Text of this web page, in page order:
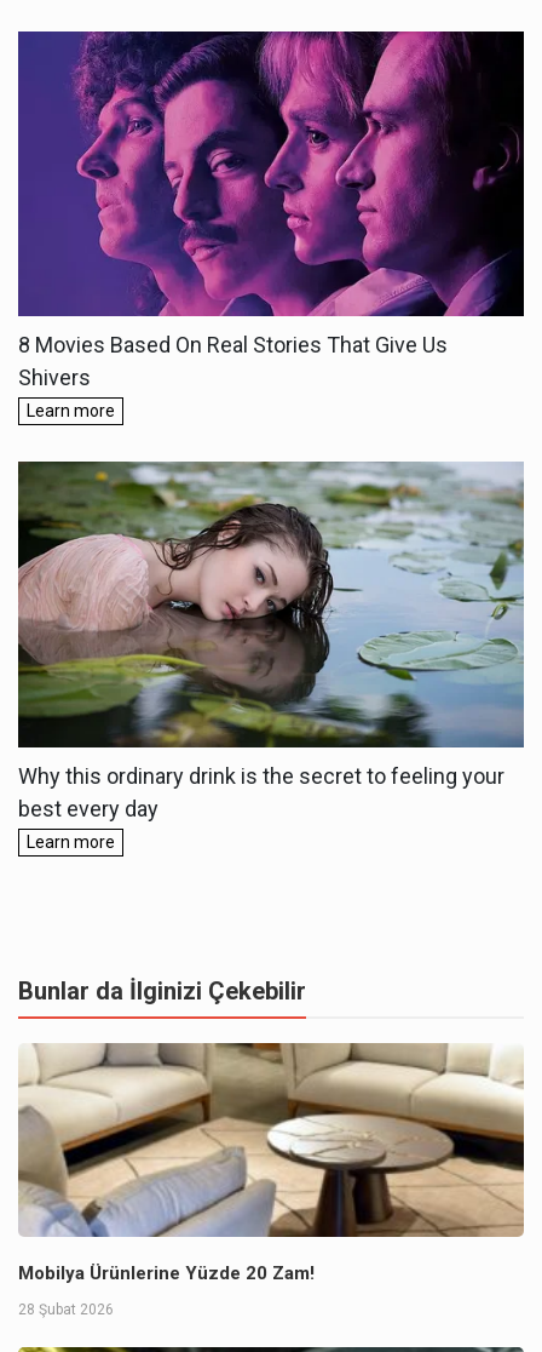
Bunlar da İlginizi Çekebilir
Mobilya Ürünlerine Yüzde 20 Zam!
28 Şubat 2026